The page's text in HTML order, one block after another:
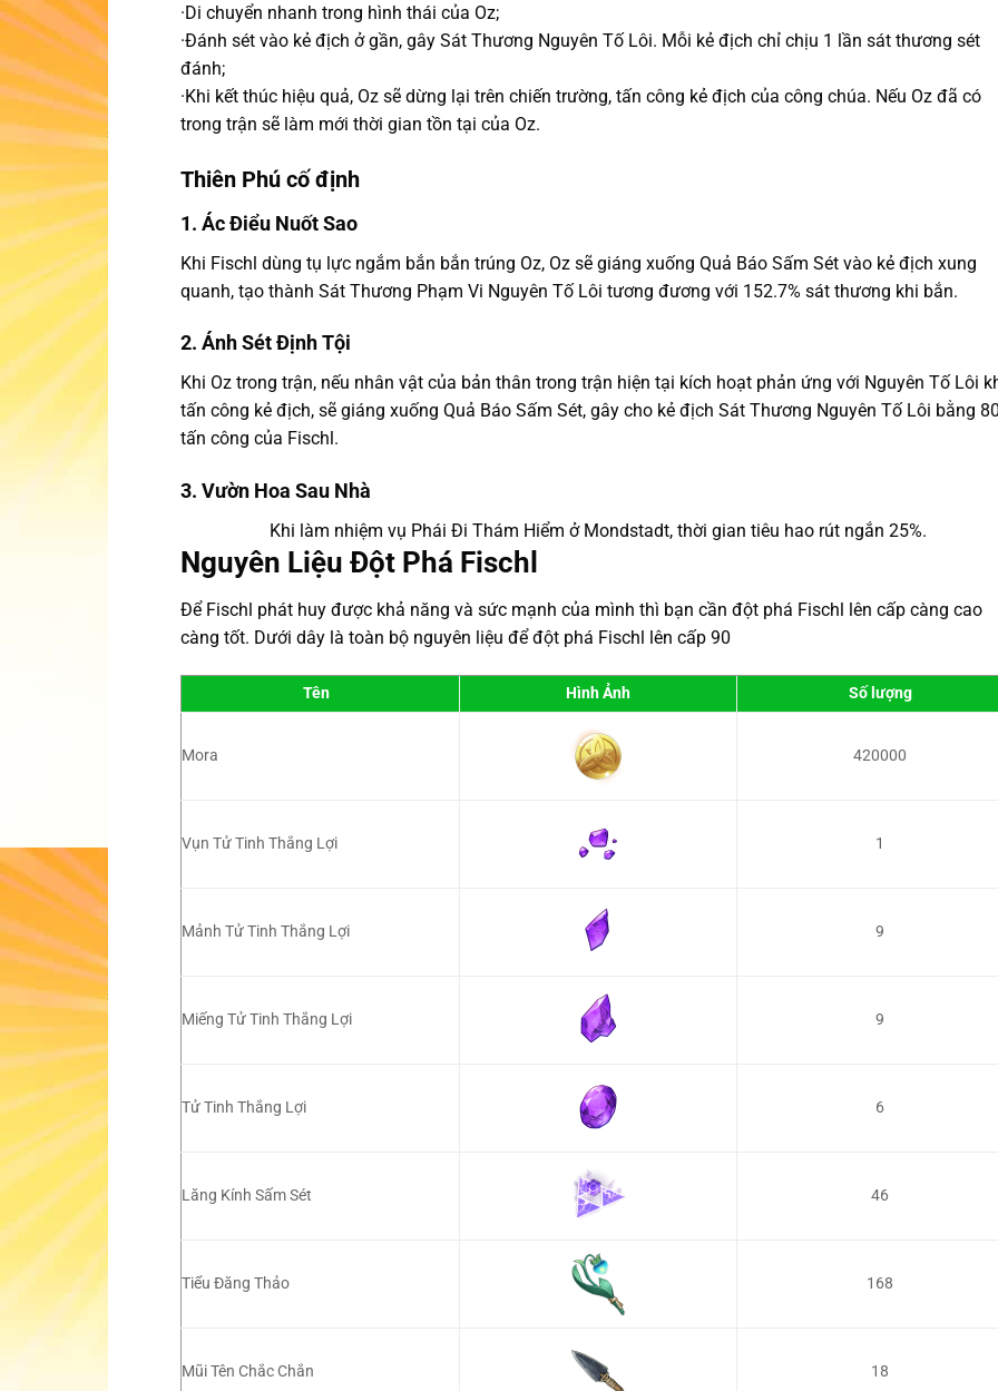
·Di chuyển nhanh trong hình thái của Oz;
·Đánh sét vào kẻ địch ở gần, gây Sát Thương Nguyên Tố Lôi. Mỗi kẻ địch chỉ chịu 1 lần sát thương sét
đánh;
·Khi kết thúc hiệu quả, Oz sẽ dừng lại trên chiến trường, tấn công kẻ địch của công chúa. Nếu Oz đã có
trong trận sẽ làm mới thời gian tồn tại của Oz.
Thiên Phú cố định
1. Ác Điểu Nuốt Sao
Khi Fischl dùng tụ lực ngắm bắn bắn trúng Oz, Oz sẽ giáng xuống Quả Báo Sấm Sét vào kẻ địch xung
quanh, tạo thành Sát Thương Phạm Vi Nguyên Tố Lôi tương đương với 152.7% sát thương khi bắn.
2. Ánh Sét Định Tội
Khi Oz trong trận, nếu nhân vật của bản thân trong trận hiện tại kích hoạt phản ứng với Nguyên Tố Lôi
tấn công kẻ địch, sẽ giáng xuống Quả Báo Sấm Sét, gây cho kẻ địch Sát Thương Nguyên Tố Lôi bằng
tấn công của Fischl.
3. Vườn Hoa Sau Nhà
Khi làm nhiệm vụ Phái Đi Thám Hiểm ở Mondstadt, thời gian tiêu hao rút ngắn 25%.
Nguyên Liệu Đột Phá Fischl
Để Fischl phát huy được khả năng và sức mạnh của mình thì bạn cần đột phá Fischl lên cấp càng cao
càng tốt. Dưới dây là toàn bộ nguyên liệu để đột phá Fischl lên cấp 90
Tên Hình Ảnh Số lượng
Mora 420000
Vụn Tử Tinh Thắng Lợi 1
Mảnh Tử Tinh Thắng Lợi 9
Miếng Tử Tinh Thắng Lợi 9
Tử Tinh Thắng Lợi 6
Lăng Kính Sấm Sét 46
Tiểu Đăng Thảo 168
Mũi Tên Chắc Chắn 18